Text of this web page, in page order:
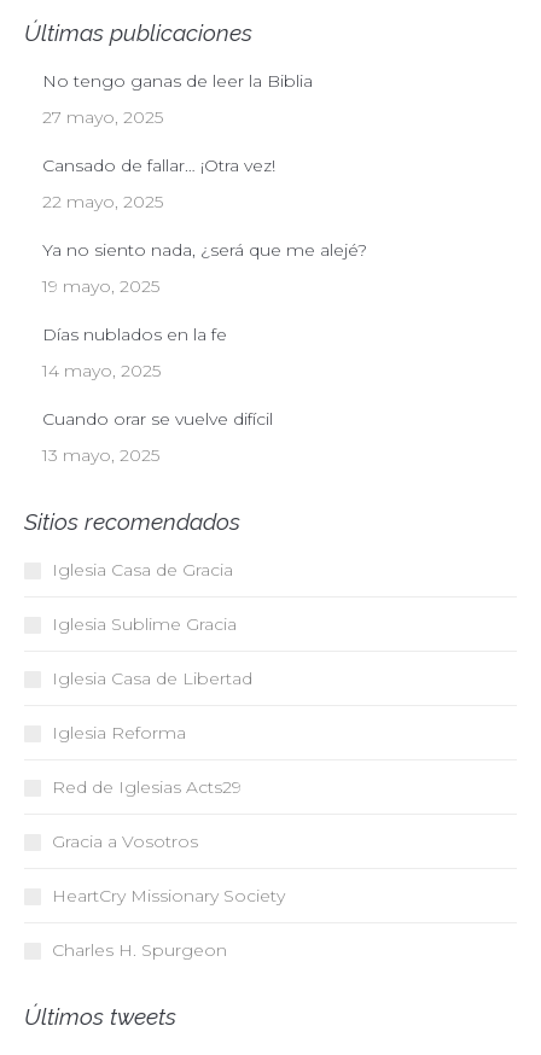
Últimas publicaciones
No tengo ganas de leer la Biblia
27 mayo, 2025
Cansado de fallar… ¡Otra vez!
22 mayo, 2025
Ya no siento nada, ¿será que me alejé?
19 mayo, 2025
Días nublados en la fe
14 mayo, 2025
Cuando orar se vuelve difícil
13 mayo, 2025
Sitios recomendados
Iglesia Casa de Gracia
Iglesia Sublime Gracia
Iglesia Casa de Libertad
Iglesia Reforma
Red de Iglesias Acts29
Gracia a Vosotros
HeartCry Missionary Society
Charles H. Spurgeon
Últimos tweets